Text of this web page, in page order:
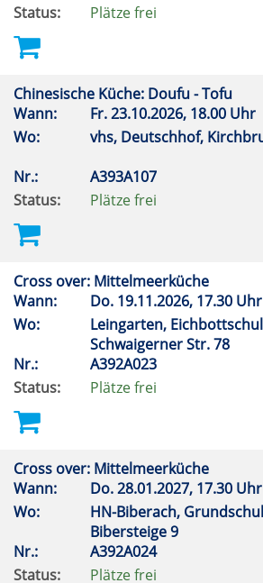
Status:
Plätze frei
Chinesische Küche: Doufu - Tofu
Wann:
Fr.23.10.2026, 18.00 Uhr
Wo:
vhs, Deutschhof,
Nr.:
A393A107
Status:
Plätze frei
Cross over: Mittelmeerküche
Wann:
Do. 19.11.2026, 17.30 Uhr
Wo:
Leingarten,
Schwaigerner Str. 78
Nr.:
A392A023
Status:
Plätze frei
Cross over: Mittelmeerküche
Wann:
Do.28.01.2027, 17.30 Uhr
Wo:
HN-Biberach,
Bibersteige 9
Nr.:
A392A024
Status:
Plätze frei